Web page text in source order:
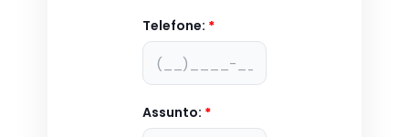
Telefone: *
Assunto: *